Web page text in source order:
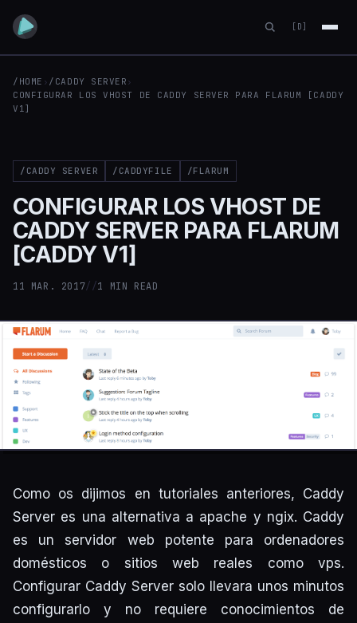
[D]
/HOME › /CADDY SERVER ›
CONFIGURAR LOS VHOST DE CADDY SERVER PARA FLARUM [CADDY
V1]
/CADDY SERVER /CADDYFILE /FLARUM
CONFIGURAR LOS VHOST DE
CADDY SERVER PARA FLARUM
[CADDY V1]
11 MAR. 2017//1 MIN READ
Como os dijimos en tutoriales anteriores, Caddy
Server es una alternativa a apache y ngix. Caddy
es un servidor web potente para ordenadores
domésticos o sitios web reales como vps.
Configurar Caddy Server solo llevara unos minutos
configurarlo y no requiere conocimientos de